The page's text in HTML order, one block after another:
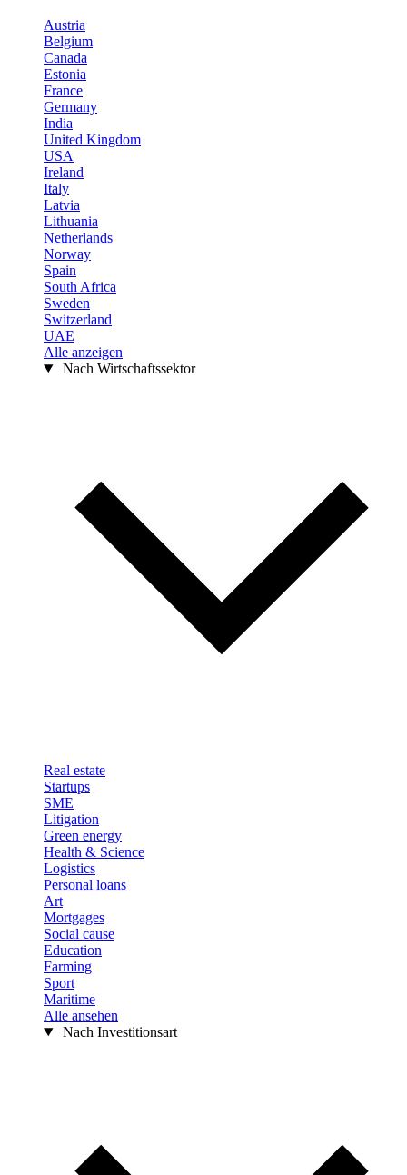
Austria
Belgium
Canada
Estonia
France
Germany
India
United Kingdom
USA
Ireland
Italy
Latvia
Lithuania
Netherlands
Norway
Spain
South Africa
Sweden
Switzerland
UAE
Alle anzeigen
Nach Wirtschaftssektor
Real estate
Startups
SME
Litigation
Green energy
Health & Science
Logistics
Personal loans
Art
Mortgages
Social cause
Education
Farming
Sport
Maritime
Alle ansehen
Nach Investitionsart